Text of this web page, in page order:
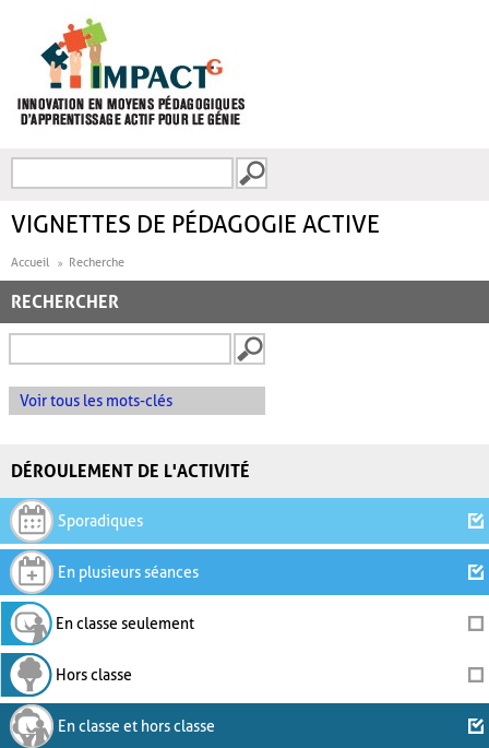
FORMULAIRE DE
VIGNETTES DE PÉDAGOGIE ACTIVE
Accueil Recherche
RECHERCHER
Voir tous les mots-clés
DÉROULEMENT DE L'ACTIVITÉ
Sporadiques
En plusieurs séances
En classe seulement
Hors classe
En classe et hors classe